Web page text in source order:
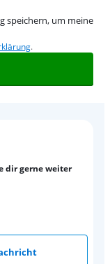
speichern, um meine
.
dir gerne weiter